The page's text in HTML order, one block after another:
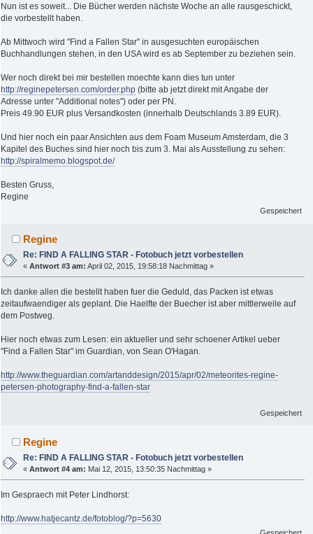
Nun ist es soweit... Die Bücher werden nächste Woche an alle rausgeschickt,
die vorbestellt haben.
Ab Mittwoch wird "Find a Fallen Star" in ausgesuchten europäischen
Buchhandlungen stehen, in den USA wird es ab September zu beziehen sein.
Wer noch direkt bei mir bestellen moechte kann dies tun unter
http://reginepetersen.com/order.php (bitte ab jetzt direkt mit Angabe der
Adresse unter "Additional notes") oder per PN.
Preis 49.90 EUR plus Versandkosten (innerhalb Deutschlands 3.89 EUR).
Und hier noch ein paar Ansichten aus dem Foam Museum Amsterdam, die 3
Kapitel des Buches sind hier noch bis zum 3. Mai als Ausstellung zu sehen:
http://spiralmemo.blogspot.de/
Besten Gruss,
Regine
Gespeichert
Regine
Re: FIND A FALLING STAR - Fotobuch jetzt vorbestellen
«Antwort #3 am: April 02, 2015, 19:58:18 Nachmittag »
Ich danke allen die bestellt haben fuer die Geduld, das Packen ist etwas
zeitaufwaendiger als geplant. Die Haelfte der Buecher ist aber mittlerweile auf
dem Postweg.
Hier noch etwas zum Lesen: ein aktueller und sehr schoener Artikel ueber
"Find a Fallen Star" im Guardian, von Sean O'Hagan.
http://www.theguardian.com/artanddesign/2015/apr/02/meteorites-regine-
petersen-photography-find-a-fallen-star
Gespeichert
Regine
Re: FIND A FALLING STAR - Fotobuch jetzt vorbestellen
«Antwort #4 am: Mai 12, 2015, 13:50:35 Nachmittag »
Im Gespraech mit Peter Lindhorst:
http://www.hatjecantz.de/fotoblog/?p=5630